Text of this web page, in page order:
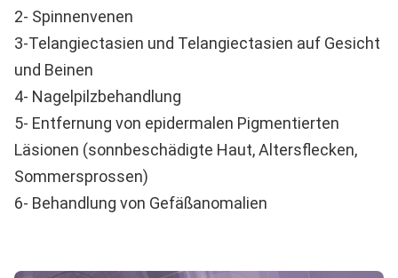
2- Spinnenvenen
3-Telangiectasien und Telangiectasien auf Gesicht
und Beinen
4- Nagelpilzbehandlung
5- Entfernung von epidermalen Pigmentierten
Läsionen (sonnbeschädigte Haut, Altersflecken,
Sommersprossen)
6- Behandlung von Gefäßanomalien